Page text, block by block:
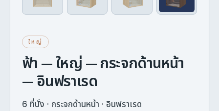
ใหญ่
ฟ้า — ใหญ่ — กระจกด้านหน้า
— อินฟราเรด
6 ที่นั่ง · กระจกด้านหน้า · อินฟราเรด